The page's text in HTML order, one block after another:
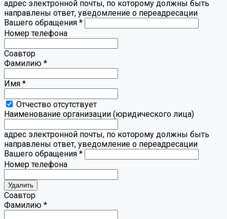
адрес электронной почты, по которому должны быть
направлены ответ, уведомление о переадресации
Вашего обращения *
Номер телефона
Соавтор
Фамилию *
Имя *
Отчество отсутствует
Наименование организации (юридического лица)
адрес электронной почты, по которому должны быть
направлены ответ, уведомление о переадресации
Вашего обращения *
Номер телефона
Удалить
Соавтор
Фамилию *